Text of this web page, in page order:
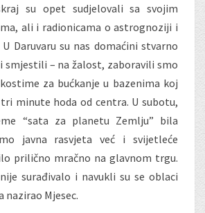
su opet sudjelovali sa svojim
ali i radionicama o astrognoziji i
Daruvaru su nas domaćini stvarno
smjestili – na žalost, zaboravili smo
za bućkanje u bazenima koj
minute hoda od centra. U subotu,
“sata za planetu Zemlju” bila
javna rasvjeta već i svijetleće
prilično mračno na glavnom trgu.
surađivalo i navukli su se oblaci
nazirao Mjesec.